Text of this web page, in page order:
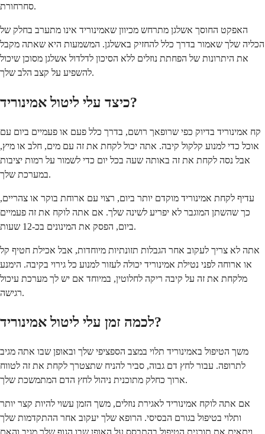
סחרחורת.
האפקט החוסך אשלגן מתרחש מכיוון שאמינוריד אינו מתערב בחלק של
הכליה שלך שאמור בדרך כלל להחזיק באשלגן. המשמעות היא שאתה מקבל
את היתרונות של הפחתת נוזלים ללא הסיכון לדלדול אשלגן מסוכן שיכול
להשפיע על קצב הלב שלך.
כיצד עלי ליטול אמינוריד?
קח אמינוריד בדיוק כפי שרופאך רושם, בדרך כלל פעם או פעמיים ביום עם
אוכל כדי למנוע קלקול קיבה. אתה יכול לקחת את זה עם מים, חלב או מיץ,
אבל נסה לקחת את זה באותה שעה בכל יום כדי לשמור על רמות יציבות
במערכת שלך.
עדיף לקחת אמינוריד מוקדם יותר ביום, רצוי עם ארוחת בוקר או צהריים,
כך שהשתן המוגבר לא יפריע לשינה שלך. אם אתה לוקח את זה פעמיים
ביום, הפסק את המינונים בכ-12 שעות.
אתה לא צריך לעקוב אחר הגבלות תזונתיות מיוחדות, אבל אכילת חטיף קל
או ארוחה לפני נטילת אמינוריד יכולה לעזור למנוע כל גירוי בקיבה. הימנע
מלקחת את זה על קיבה ריקה לחלוטין, במיוחד אם יש לך מערכת עיכול
רגישה.
לכמה זמן עלי ליטול אמינוריד?
משך הטיפול באמינוריד תלוי במצב הספציפי שלך ובאופן שבו אתה מגיב
לתרופה. עבור לחץ דם גבוה, סביר להניח שתצטרך לקחת את זה לטווח
ארוך כחלק מתוכנית ניהול לחץ הדם המתמשכת שלך.
אם אתה לוקח אמינוריד לאגירת נוזלים, משך הזמן עשוי להיות קצר יותר
ותלוי בטיפול בגורם הבסיסי. הרופא שלך יעקוב אחר ההתקדמות שלך